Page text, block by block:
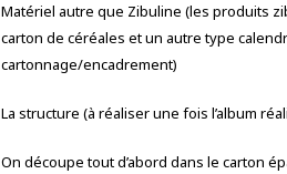
Matériel autre que Zibuline (les produits
carton de céréales et un autre type
cartonnage/encadrement)
La structure (à réaliser une fois l’album
On découpe tout d’abord dans le carton